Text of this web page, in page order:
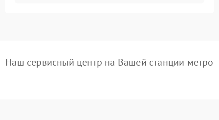
Наш сервисный центр на Вашей станции метро